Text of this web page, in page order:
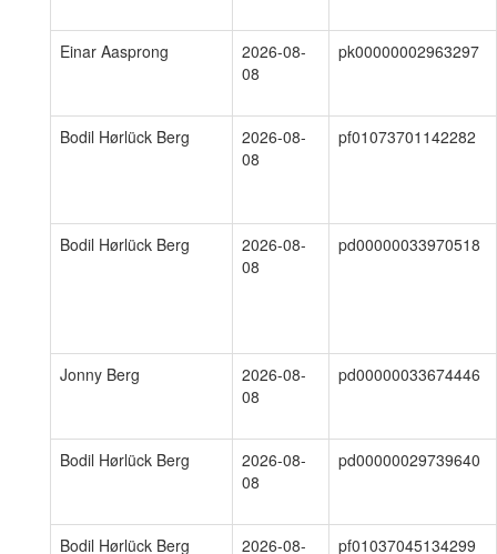
Einar Aasprong
2026-08-
08
pk00000002963297
Bodil Hørlück Berg
2026-08-
08
pf01073701142282
Bodil Hørlück Berg
2026-08-
08
pd00000033970518
Jonny Berg
2026-08-
08
pd00000033674446
Bodil Hørlück Berg
2026-08-
08
pd00000029739640
Bodil Hørlück Berg 2026-08- pf01037045134299